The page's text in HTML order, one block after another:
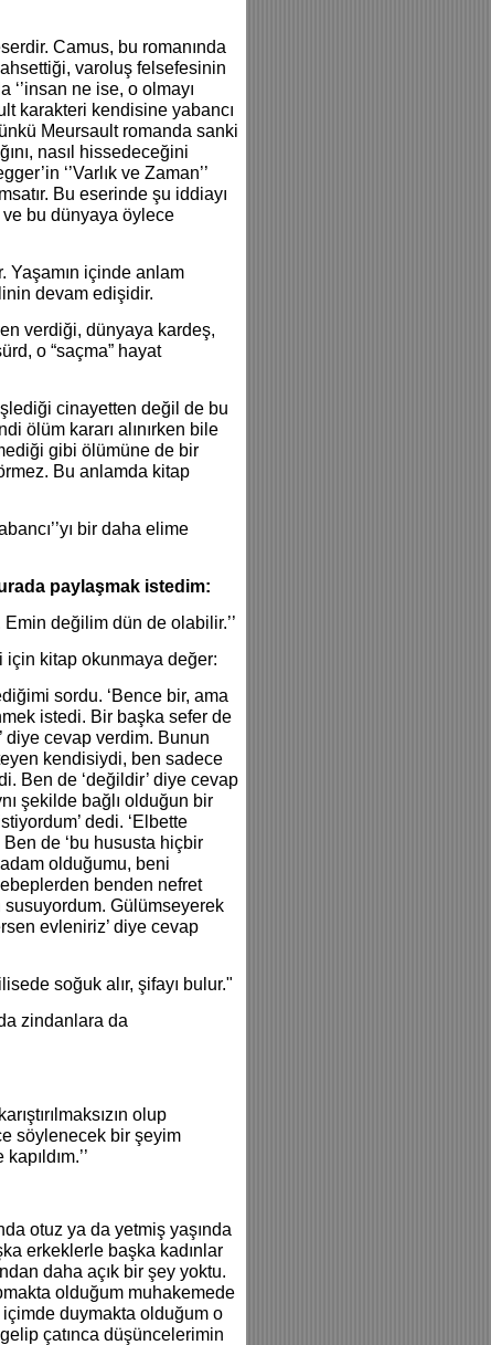
Camus, bu romanında
varoluş felsefesinin
‘’insan ne ise, o olmayı
karakteri kendisine yabancı
Meursault romanda sanki
nasıl hissedeceğini
‘’Varlık ve Zaman’’
Bu eserinde şu iddiayı
ve bu dünyaya öylece
Yaşamın içinde anlam
devam edişidir.
verdiği, dünyaya kardeş,
o “saçma” hayat
cinayetten değil de bu
ölüm kararı alınırken bile
gibi ölümüne de bir
Bu anlamda kitap
bir daha elime
paylaşmak istedim:
değilim dün de olabilir.’’
için kitap okunmaya değer:
sordu. ‘Bence bir, ama
istedi. Bir başka sefer de
diye cevap verdim. Bunun
kendisiydi, ben sadece
Ben de ‘değildir’ diye cevap
şekilde bağlı olduğun bir
dedi. ‘Elbette
de ‘bu hususta hiçbir
olduğumu, beni
benden nefret
susuyordum. Gülümseyerek
evleniriz’ diye cevap
soğuk alır, şifayı bulur."
zindanlara da
olup
söylenecek bir şeyim
otuz ya da yetmiş yaşında
erkeklerle başka kadınlar
daha açık bir şey yoktu.
olduğum muhakemede
duymakta olduğum o
çatınca düşüncelerimin